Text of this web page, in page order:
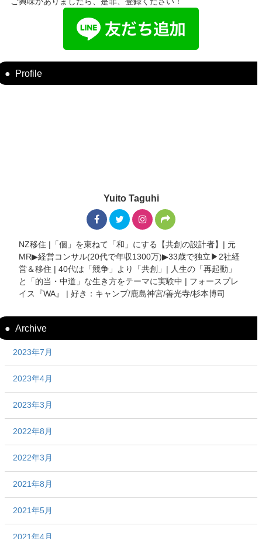
Profile
Yuito Taguhi
NZ移住 |「個」を束ねて「和」にする【共創の設計者】| 元
MR▶︎経営コンサル(20代で年収1300万)▶︎33歳で独立▶︎2社経
営＆移住 | 40代は「競争」より「共創」| 人生の「再起動」
と「的当・中道」な生き方をテーマに実験中 | フォースプレ
イス『WA』 | 好き：キャンプ/鹿島神宮/善光寺/杉本博司
Archive
2023年7月
2023年4月
2023年3月
2022年8月
2022年3月
2021年8月
2021年5月
2021年4月